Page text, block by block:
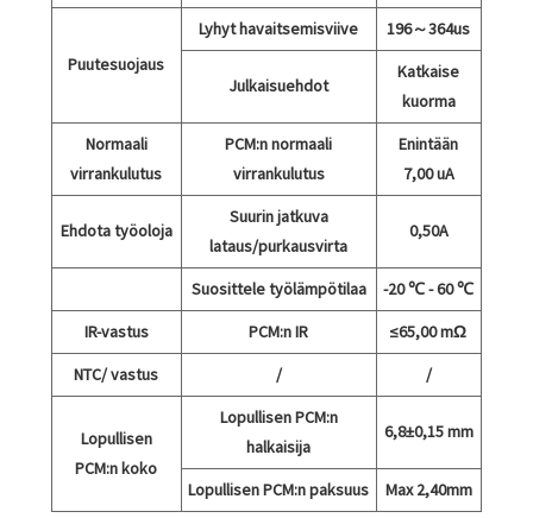
Puutesuojaus
Lyhyt havaitsemisviive 196～364us
Julkaisuehdot
Katkaise
kuorma
Normaali
virrankulutus
PCM:n normaali
virrankulutus
Enintään
7,00 uA
Ehdota työoloja
Suurin jatkuva
lataus/purkausvirta
0,50A
Suosittele työlämpötilaa
-20 ℃ - 60 ℃
IR-vastus
PCM:n IR
≤65,00 mΩ
NTC/ vastus
/ /
Lopullisen
PCM:n koko
Lopullisen PCM:n
halkaisija
6,8±0,15 mm
Lopullisen PCM:n paksuus Max 2,40mm